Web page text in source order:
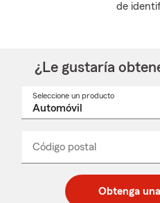
de
¿Le gustaría
Seleccione un producto
desplegable
Código postal
de
de
_____
Obtenga